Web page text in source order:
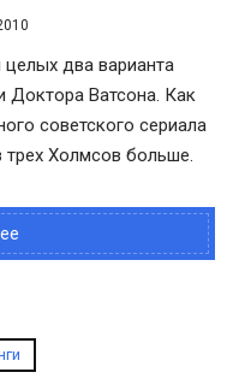
два варианта
Ватсона. Как
советского сериала
Холмсов больше.